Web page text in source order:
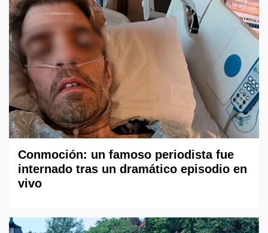
Conmoción: un famoso periodista fue
internado tras un dramático episodio en
vivo